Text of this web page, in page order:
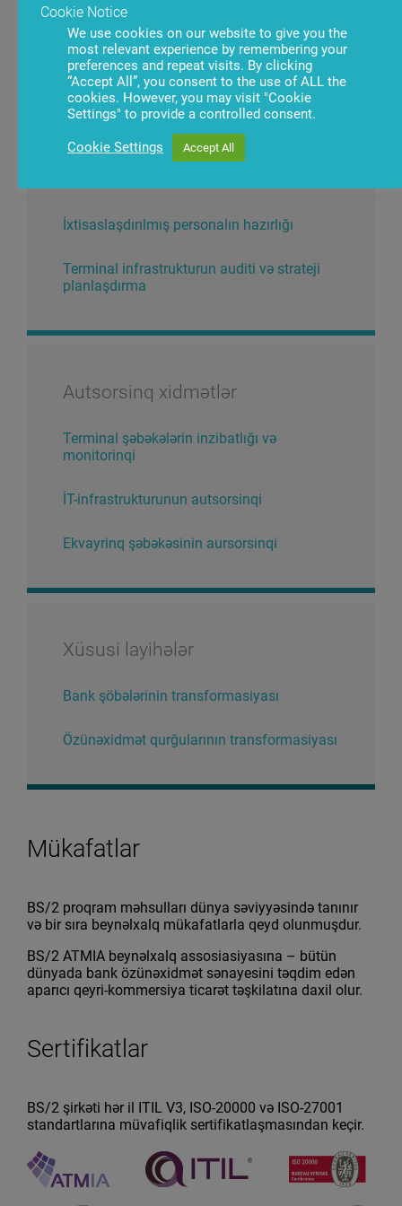
İxtisaslaşdırılmış avadanlığın hazırlanması
və quraşdırılması
Avadanlığa servis xidməti və PT dəstək
İxtisaslaşdırılmış personalın hazırlığı
Terminal infrastrukturun auditi və strateji
planlaşdırma
Autsorsinq xidmətlər
Terminal şəbəkələrin inzibatlığı və
monitorinqi
İT-infrastrukturunun autsorsinqi
Ekvayrinq şəbəkəsinin aursorsinqi
Xüsusi layihələr
Bank şöbələrinin transformasiyası
Özünəxidmət qurğularının transformasiyası
Mükafatlar
BS/2 proqram məhsulları dünya səviyyəsində tanınır
və bir sıra beynəlxalq mükafatlarla qeyd olunmuşdur.
BS/2 ATMIA beynəlxalq assosiasiyasına – bütün
dünyada bank özünəxidmət sənayesini təqdim edən
aparıcı qeyri-kommersiya ticarət təşkilatına daxil olur.
Sertifikatlar
BS/2 şirkəti hər il ITIL V3, ISO-20000 və ISO-27001
standartlarına müvafiqlik sertifikatlaşmasından keçir.
Cookie Notice
We use cookies on our website to give you the
most relevant experience by remembering your
preferences and repeat visits. By clicking
“Accept All”, you consent to the use of ALL the
cookies. However, you may visit "Cookie
Settings" to provide a controlled consent.
Cookie Settings Accept All